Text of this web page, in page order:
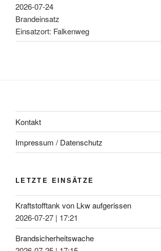
2026-07-24
Brandeinsatz
Einsatzort: Falkenweg
Kontakt
Impressum / Datenschutz
LETZTE EINSÄTZE
Kraftstofftank von Lkw aufgerissen
2026-07-27 | 17:21
Brandsicherheitswache